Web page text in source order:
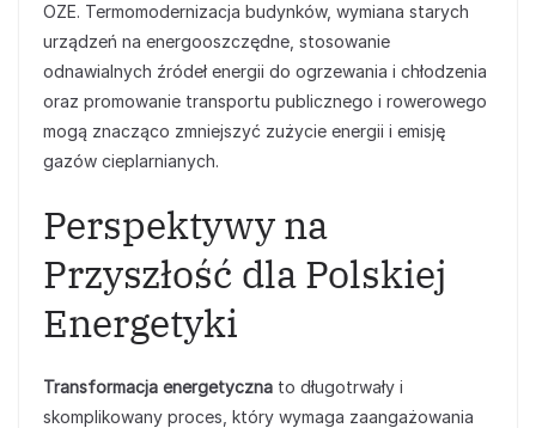
OZE. Termomodernizacja budynków, wymiana starych
urządzeń na energooszczędne, stosowanie
odnawialnych źródeł energii do ogrzewania i chłodzenia
oraz promowanie transportu publicznego i rowerowego
mogą znacząco zmniejszyć zużycie energii i emisję
gazów cieplarnianych.
Perspektywy na
Przyszłość dla Polskiej
Energetyki
Transformacja energetyczna to długotrwały i
skomplikowany proces, który wymaga zaangażowania